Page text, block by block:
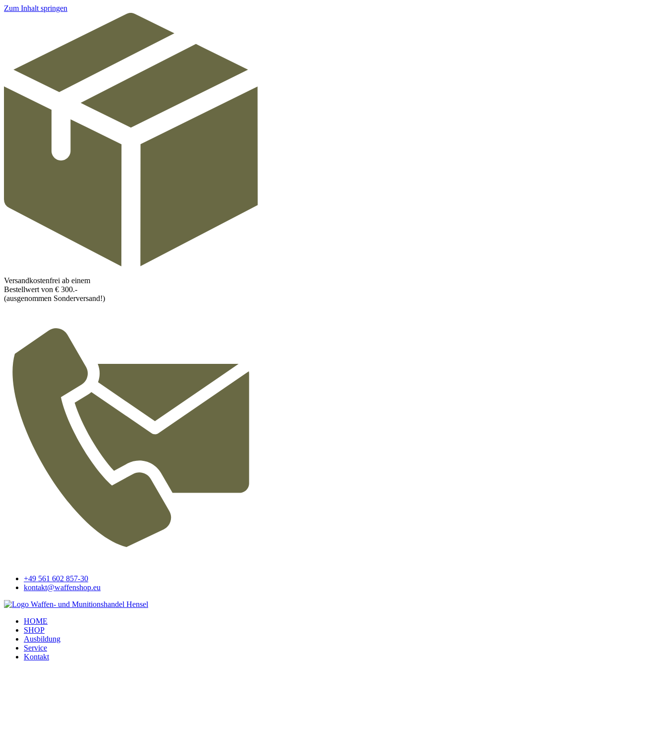
Zum Inhalt springen
Versandkostenfrei ab einem
Bestellwert von € 300.-
(ausgenommen Sonderversand!)
+49 561 602 857-30
kontakt@waffenshop.eu
HOME
SHOP
Ausbildung
Service
Kontakt